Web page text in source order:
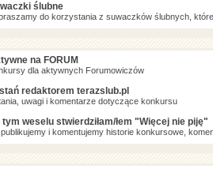
ślubne
do korzystania z suwaczków ślubnych,
na FORUM
dla aktywnych Forumowiczów
redaktorem terazslub.pl
uwagi i komentarze dotyczące konkursu
tym weselu stwierdziłam/łem "Więcej nie piję"
i komentujemy historie konkursowe,